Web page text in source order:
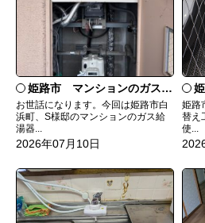
姫路市 マンションのガス給湯器の交換
お世話になります。今回は姫路市白
浜町、S様邸のマンションのガス給
湯器...
2026年07月10日
姫
姫路
替え
使...